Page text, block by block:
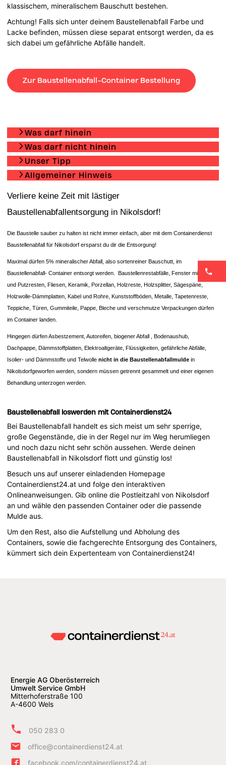
klassischem, mineralischem Bauschutt bestehen.
Achtung! Falls sich unter deinem Baustellenabfall Farbe und
Lacke befinden, müssen diese separat entsorgt werden, da es
sich dabei um gefährliche Abfälle handelt.
Zur Baustellenabfall-Container Bestellung
Was darf hinein
Was darf nicht hinein
Unser Tipp
Allgemeiner Hinweis
Verliere keine Zeit mit lästiger
Baustellenabfallentsorgung in Nikolsdorf!
Die Baustelle sauber zu halten ist nicht immer einfach, aber mit dem Containerdienst
Baustellenabfall für Nikolsdorf ersparst du dir die Entsorgung!
Maximal dürfen 5% mineralischer Abfall, also sortenreiner Bauschutt, im
Baustellenabfall- Container entsorgt werden. Baustellenrestabfälle, Fenster mit Glas-
und Putzresten, Fliesen, Keramik, Porzellan, Holzreste, Holzsplitter, Sägespäne,
Holzwolle-Dämmplatten, Kabel und Rohre, Kunststoffböden, Metalle, Tapetenreste,
Teppiche, Türen, Gummiteile, Pappe, Bleche und verschmutze Verpackungen dürfen
im Container landen.
Hingegen dürfen Asbestzement, Autoreifen, biogener Abfall , Bodenaushub,
Dachpappe, Dämmstoffplatten, Elektroaltgeräte, Flüssigkeiten, gefährliche Abfälle,
Isolier- und Dämmstoffe und Telwollenicht in die Baustellenabfallmulde in
Nikolsdorfgeworfen werden, sondern müssen getrennt gesammelt und einer eigenen
Behandlung unterzogen werden.
Baustellenabfall loswerden mit Containerdienst24
Bei Baustellenabfall handelt es sich meist um sehr sperrige,
große Gegenstände, die in der Regel nur im Weg herumliegen
und noch dazu nicht sehr schön aussehen. Werde deinen
Baustellenabfall in Nikolsdorf flott und günstig los!
Besuch uns auf unserer einladenden Homepage
Containerdienst24.at und folge den interaktiven
Onlineanweisungen. Gib online die Postleitzahl von Nikolsdorf
an und wähle den passenden Container oder die passende
Mulde aus.
Um den Rest, also die Aufstellung und Abholung des
Containers, sowie die fachgerechte Entsorgung des Containers,
kümmert sich dein Expertenteam von Containerdienst24!
Energie AG Oberösterreich
Umwelt Service GmbH
Mitterhoferstraße 100
A-4600 Wels
050 283 0
office@containerdienst24.at
facebook.com/containerdienst24.at